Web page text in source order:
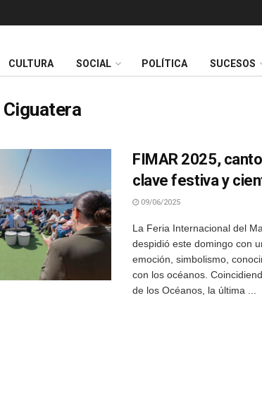
CULTURA SOCIAL POLÍTICA SUCESOS
Ciguatera
FIMAR 2025,
clave festiva y
09/06/2025
La Feria Internacional del
despidió este domingo con
emoción, simbolismo,
con los océanos.
de los Océanos, la última ...